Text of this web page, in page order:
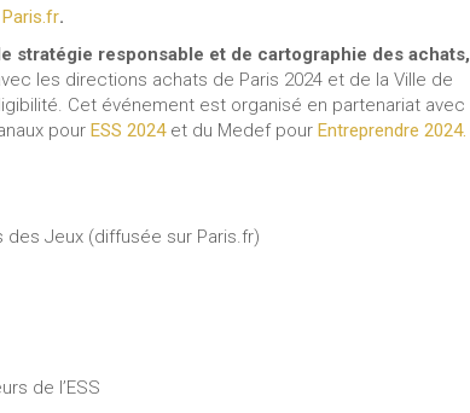
Paris.fr.
stratégie responsable et de cartographie des achats,
les directions achats de Paris 2024 et de la Ville de
Cet événement est organisé en partenariat avec
pour ESS 2024et du Medef pour Entreprendre 2024.
Jeux (diffusée sur Paris.fr)
de l’ESS